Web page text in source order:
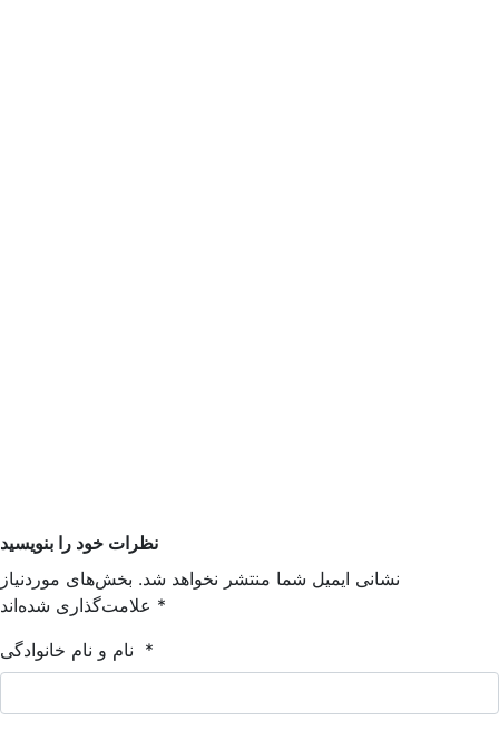
نظرات خود را بنویسید
نشانی ایمیل شما منتشر نخواهد شد. بخش‌های موردنیاز
*
*